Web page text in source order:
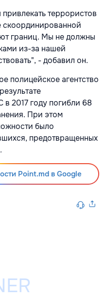
террористов
скоординированной
границ. Мы не должны
из-за нашей
- добавил он.
полицейское агентство
в 2017 году погибли 68
При этом
было
предотвращенных
Point.md в Google